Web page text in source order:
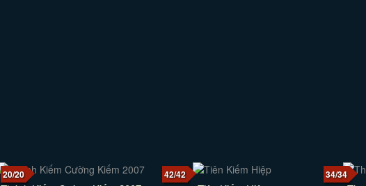
20/20 42/42 34/34